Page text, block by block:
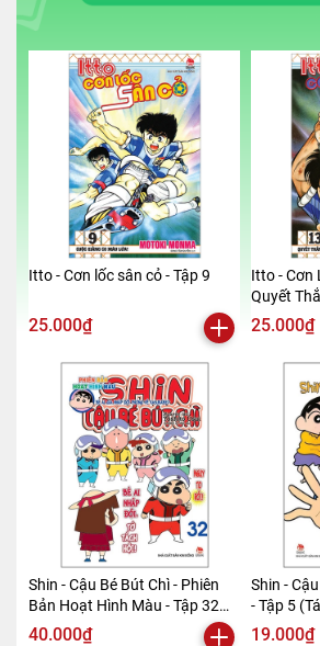
Itto - Cơn lốc sân cỏ - Tập 9
25.000₫
Itto - Cơn
Quyết
(Tái Bản
25.000₫
Shin - Cậu Bé Bút Chì - Phiên
Bản Hoạt Hình Màu - Tập 32
(Tái Bản 2019)
40.000₫
Shin -
- Tập 5
19.000₫